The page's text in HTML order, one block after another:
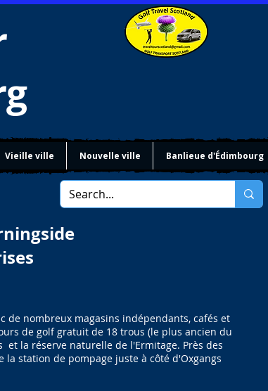
Vieille ville Nouvelle ville Banlieue d'Édimbourg
de nombreux magasins indépendants, cafés et
de golf gratuit de 18 trous (le plus ancien du
la réserve naturelle de l'Ermitage. Près des
station de pompage juste à côté d'Oxgangs